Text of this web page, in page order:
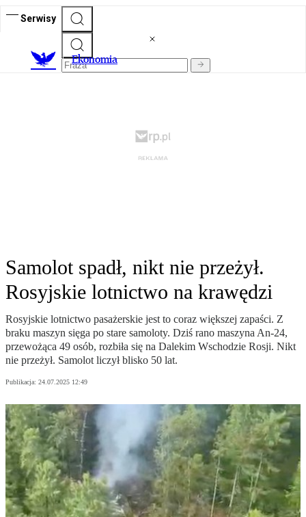
Serwisy
Ekonomia
Samolot spadł, nikt nie przeżył.
Rosyjskie lotnictwo na krawędzi
Rosyjskie lotnictwo pasażerskie jest to coraz większej zapaści. Z
braku maszyn sięga po stare samoloty. Dziś rano maszyna An-24,
przewożąca 49 osób, rozbiła się na Dalekim Wschodzie Rosji. Nikt
nie przeżył. Samolot liczył blisko 50 lat.
Publikacja: 24.07.2025 12:49